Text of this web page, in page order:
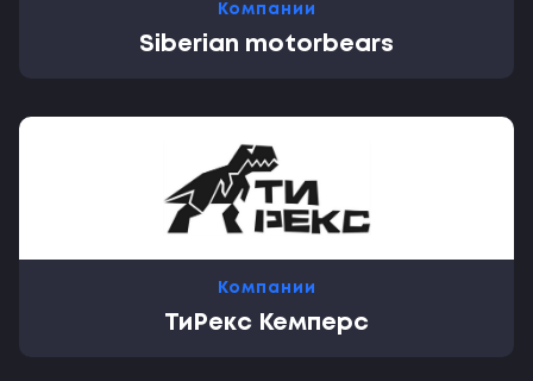
Компании
Siberian motorbears
Компании
ТиРекс Кемперс